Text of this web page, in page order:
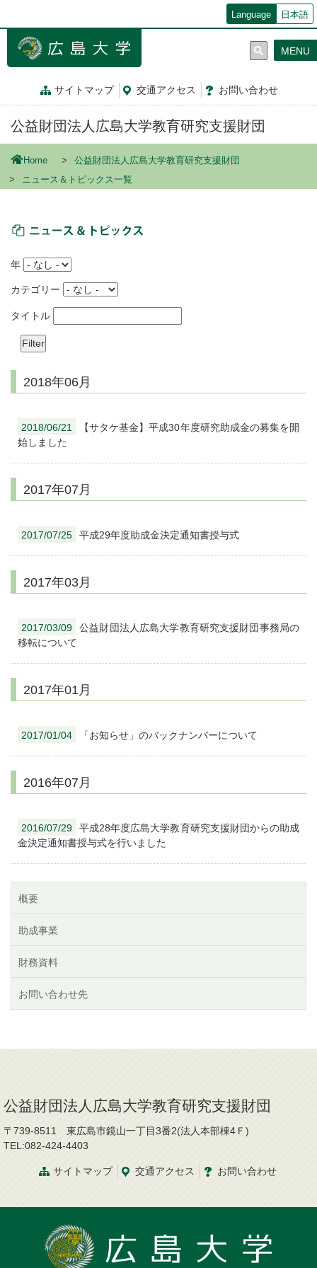
ン
Language 日本語
サイトマップ 交通アクセス お問い合わせ
MENU
公益財団法人広島大学教育研究支援財団
Home
公益財団法人広島大学教育研究支援財団
ニュース＆トピックス一覧
年
カテゴリー
タイトル
2018年06月
2018/06/21
【サタケ基金】平成30年度研究助成金の募集を開
始しました
2017年07月
2017/07/25 平成29年度助成金決定通知書授与式
2017年03月
2017/03/09
公益財団法人広島大学教育研究支援財団事務局の
移転について
2017年01月
2017/01/04 「お知らせ」のバックナンバーについて
2016年07月
2016/07/29
平成28年度広島大学教育研究支援財団からの助成
金決定通知書授与式を行いました
概要
助成事業
財務資料
お問い合わせ先
公益財団法人広島大学教育研究支援財団
〒739-8511 東広島市鏡山一丁目3番2(法人本部棟4Ｆ)
TEL:082-424-4403
サイトマップ 交通アクセス お問い合わせ